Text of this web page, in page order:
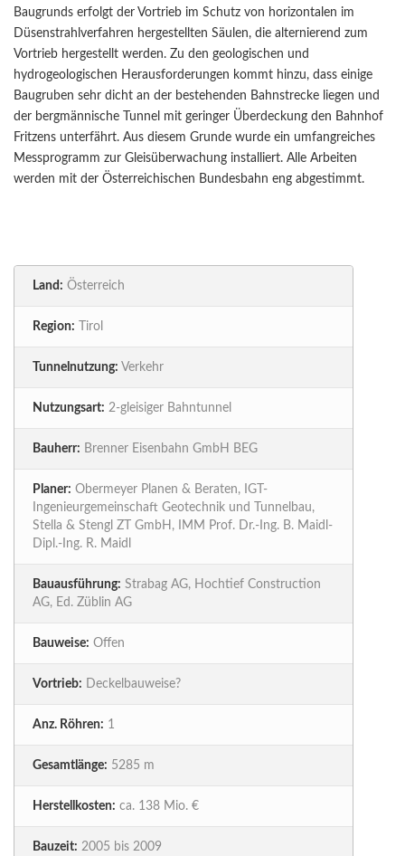
Baugrunds erfolgt der Vortrieb im Schutz von horizontalen im
Düsenstrahlverfahren hergestellten Säulen, die alternierend zum
Vortrieb hergestellt werden. Zu den geologischen und
hydrogeologischen Herausforderungen kommt hinzu, dass einige
Baugruben sehr dicht an der bestehenden Bahnstrecke liegen und
der bergmännische Tunnel mit geringer Überdeckung den Bahnhof
Fritzens unterfährt. Aus diesem Grunde wurde ein umfangreiches
Messprogramm zur Gleisüberwachung installiert. Alle Arbeiten
werden mit der Österreichischen Bundesbahn eng abgestimmt.
Land: Österreich
Region: Tirol
Tunnelnutzung: Verkehr
Nutzungsart: 2-gleisiger Bahntunnel
Bauherr: Brenner Eisenbahn GmbH BEG
Planer: Obermeyer Planen & Beraten, IGT-
Ingenieurgemeinschaft Geotechnik und Tunnelbau,
Stella & Stengl ZT GmbH, IMM Prof. Dr.-Ing. B. Maidl-
Dipl.-Ing. R. Maidl
Bauausführung: Strabag AG, Hochtief Construction
AG, Ed. Züblin AG
Bauweise: Offen
Vortrieb: Deckelbauweise?
Anz. Röhren: 1
Gesamtlänge: 5285 m
Herstellkosten: ca. 138 Mio. €
Bauzeit: 2005 bis 2009